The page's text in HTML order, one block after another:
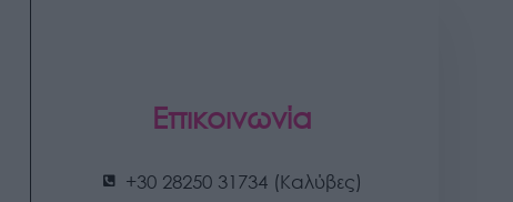
Επικοινωνία
+30 28250 31734 (Καλύβες)